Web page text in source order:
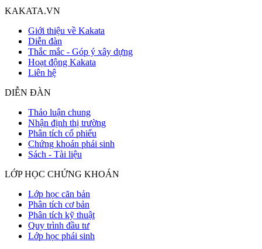
KAKATA.VN
Giới thiệu về Kakata
Diễn đàn
Thắc mắc - Góp ý xây dựng
Hoạt động Kakata
Liên hệ
DIỄN ĐÀN
Thảo luận chung
Nhận định thị trường
Phân tích cổ phiếu
Chứng khoán phái sinh
Sách - Tài liệu
LỚP HỌC CHỨNG KHOÁN
Lớp học căn bản
Phân tích cơ bản
Phân tích kỹ thuật
Quy trình đầu tư
Lớp học phái sinh